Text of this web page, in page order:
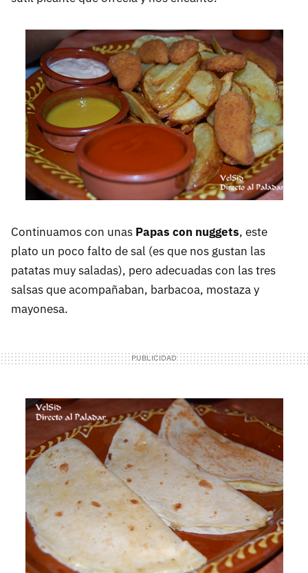
Continuamos con unas Papas con nuggets, este
plato un poco falto de sal (es que nos gustan las
patatas muy saladas), pero adecuadas con las tres
salsas que acompañaban, barbacoa, mostaza y
mayonesa.